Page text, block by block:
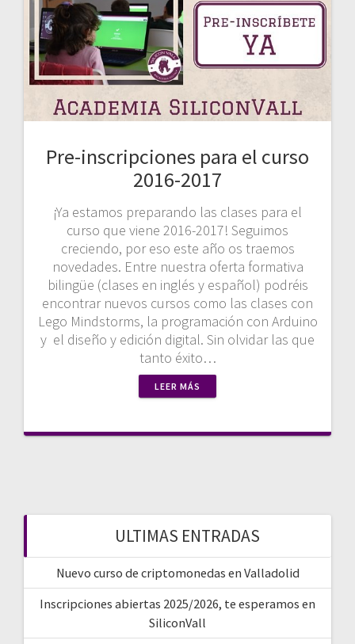
Pre-inscripciones para el curso
2016-2017
¡Ya estamos preparando las clases para el
curso que viene 2016-2017! Seguimos
creciendo, por eso este año os traemos
novedades. Entre nuestra oferta formativa
bilingüe (clases en inglés y español) podréis
encontrar nuevos cursos como las clases con
Lego Mindstorms, la programación con Arduino
y el diseño y edición digital. Sin olvidar las que
tanto éxito…
LEER MÁS
ULTIMAS ENTRADAS
Nuevo curso de criptomonedas en Valladolid
Inscripciones abiertas 2025/2026, te esperamos en
SiliconVall